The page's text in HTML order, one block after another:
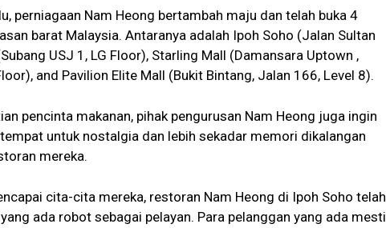
perniagaan Nam Heong bertambah maju dan telah buka 4
barat Malaysia. Antaranya adalah Ipoh Soho (Jalan Sultan
USJ 1, LG Floor), Starling Mall (Damansara Uptown ,
and Pavilion Elite Mall (Bukit Bintang, Jalan 166, Level 8).
pencinta makanan, pihak pengurusan Nam Heong juga ingin
untuk nostalgia dan lebih sekadar memori dikalangan
mereka.
cita-cita mereka, restoran Nam Heong di Ipoh Soho telah
ada robot sebagai pelayan. Para pelanggan yang ada mesti